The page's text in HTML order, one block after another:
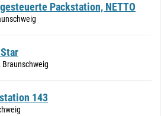
Packstation, NETTO
143